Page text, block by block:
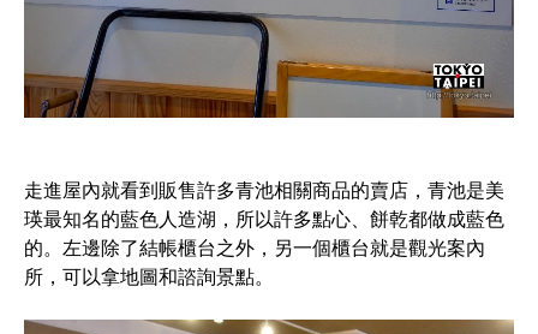
走進屋內就看到販售許多青池相關商品的賣店，青池是美
瑛最知名的藍色人造湖，所以許多點心、餅乾都做成藍色
的。左邊除了結帳櫃台之外，另一個櫃台就是觀光案內
所，可以拿地圖和諮詢景點。